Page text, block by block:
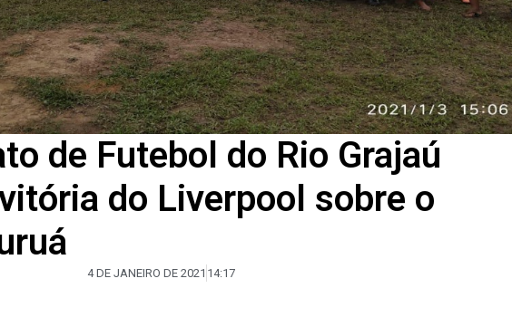
de Futebol do Rio Grajaú
do Liverpool sobre o
4 DE JANEIRO DE 2021 14:17